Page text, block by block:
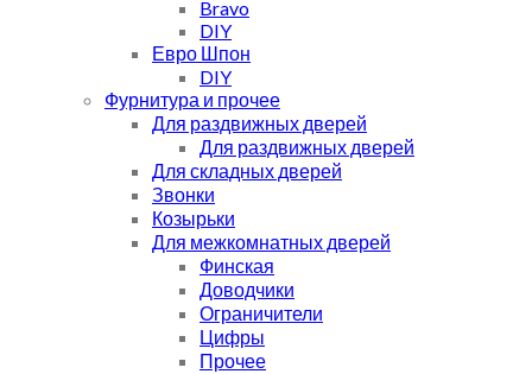
Bravo
DIY
Евро Шпон
DIY
Фурнитура и прочее
Для раздвижных дверей
Для раздвижных дверей
Для складных дверей
Звонки
Козырьки
Для межкомнатных дверей
Финская
Доводчики
Ограничители
Цифры
Прочее